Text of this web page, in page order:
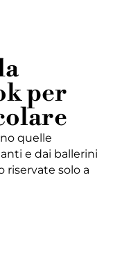
per
quelle
e dai ballerini
riservate solo a